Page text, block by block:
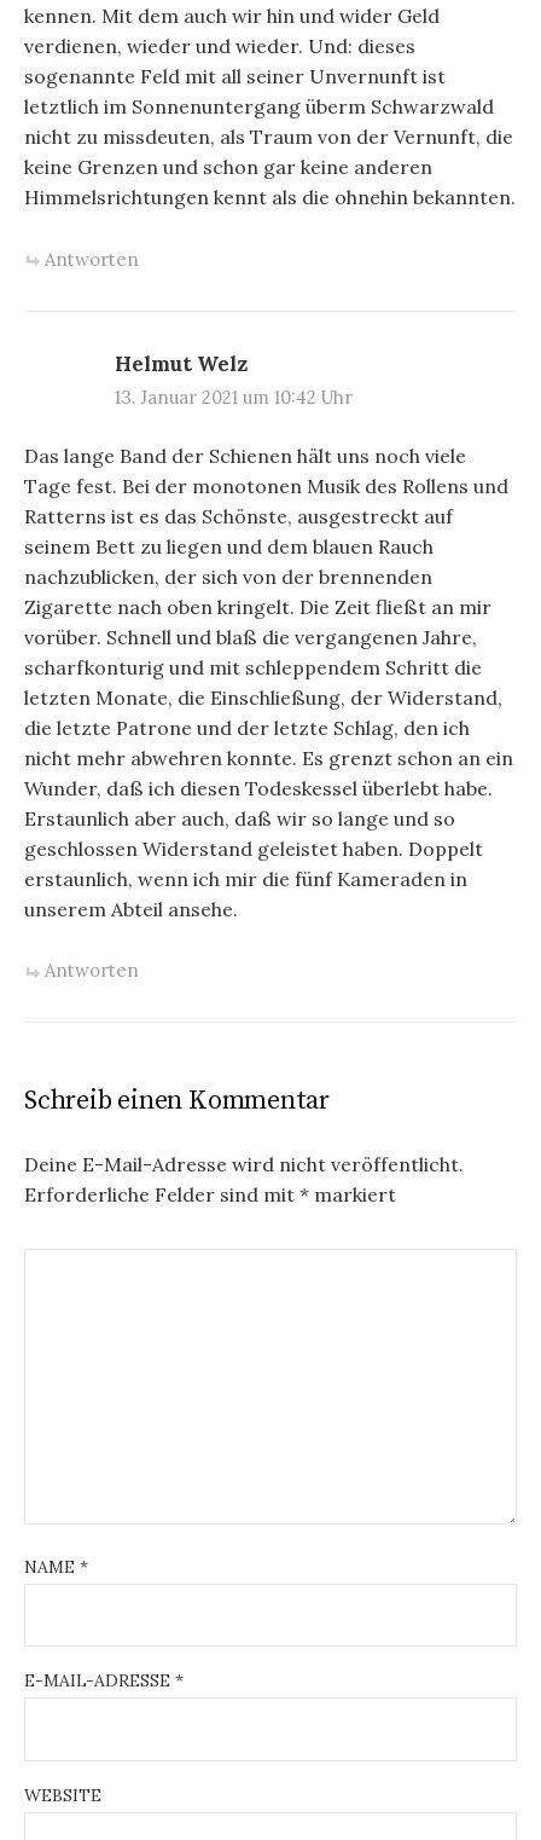
kennen. Mit dem auch wir hin und wider Geld
verdienen, wieder und wieder. Und: dieses
sogenannte Feld mit all seiner Unvernunft ist
letztlich im Sonnenuntergang überm Schwarzwald
nicht zu missdeuten, als Traum von der Vernunft, die
keine Grenzen und schon gar keine anderen
Himmelsrichtungen kennt als die ohnehin bekannten.
Antworten
Helmut Welz
13. Januar 2021 um 10:42 Uhr
Das lange Band der Schienen hält uns noch viele
Tage fest. Bei der monotonen Musik des Rollens und
Ratterns ist es das Schönste, ausgestreckt auf
seinem Bett zu liegen und dem blauen Rauch
nachzublicken, der sich von der brennenden
Zigarette nach oben kringelt. Die Zeit fließt an mir
vorüber. Schnell und blaß die vergangenen Jahre,
scharfkonturig und mit schleppendem Schritt die
letzten Monate, die Einschließung, der Widerstand,
die letzte Patrone und der letzte Schlag, den ich
nicht mehr abwehren konnte. Es grenzt schon an ein
Wunder, daß ich diesen Todeskessel überlebt habe.
Erstaunlich aber auch, daß wir so lange und so
geschlossen Widerstand geleistet haben. Doppelt
erstaunlich, wenn ich mir die fünf Kameraden in
unserem Abteil ansehe.
Antworten
Schreib einen Kommentar
Deine E-Mail-Adresse wird nicht veröffentlicht.
Erforderliche Felder sind mit * markiert
NAME *
E-MAIL-ADRESSE *
WEBSITE